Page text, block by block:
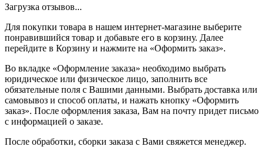
Загрузка отзывов...
Для покупки товара в нашем интернет-магазине выберите
понравившийся товар и добавьте его в корзину. Далее
перейдите в Корзину и нажмите на «Оформить заказ».
Во вкладке «Оформление заказа» необходимо выбрать
юридическое или физическое лицо, заполнить все
обязательные поля с Вашими данными. Выбрать доставка или
самовывоз и способ оплаты, и нажать кнопку «Оформить
заказ». После оформления заказа, Вам на почту придет письмо
с информацией о заказе.
После обработки, сборки заказа с Вами свяжется менеджер.